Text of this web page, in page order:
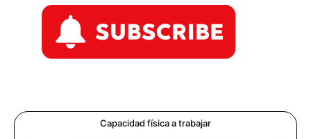
Capacidad física a trabajar